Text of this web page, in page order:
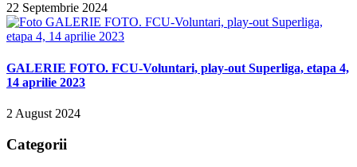
22 Septembrie 2024
GALERIE FOTO. FCU-Voluntari, play-out Superliga, etapa 4,
14 aprilie 2023
2 August 2024
Categorii